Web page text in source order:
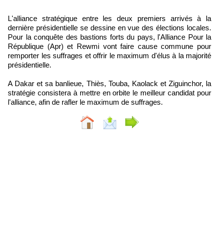
L'alliance stratégique entre les deux premiers arrivés à la
dernière présidentielle se dessine en vue des élections locales.
Pour la conquête des bastions forts du pays, l'Alliance Pour la
République (Apr) et Rewmi vont faire cause commune pour
remporter les suffrages et offrir le maximum d'élus à la majorité
présidentielle.
A Dakar et sa banlieue, Thiès, Touba, Kaolack et Ziguinchor, la
stratégie consistera à mettre en orbite le meilleur candidat pour
l'alliance, afin de rafler le maximum de suffrages.